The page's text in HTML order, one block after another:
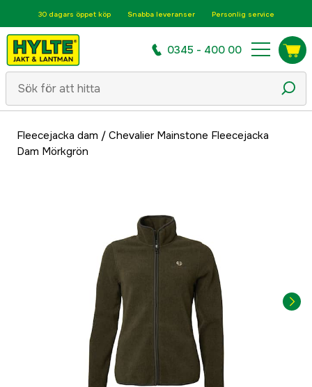
30 dagars öppet köp Snabba leveranser Personlig service
0345 - 400 00
Fleecejacka dam / Chevalier Mainstone Fleecejacka
Dam Mörkgrön